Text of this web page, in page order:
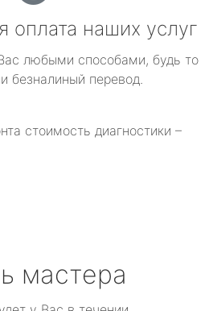
оплата наших услуг
любыми способами, будь то
безналиный перевод.
стоимость диагностики –
мастера